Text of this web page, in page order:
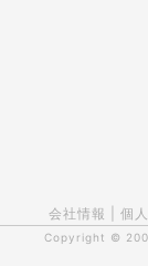
会社情報 個
Copyright ©